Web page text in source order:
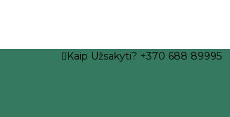
Kaip Užsakyti? +370 688 89995